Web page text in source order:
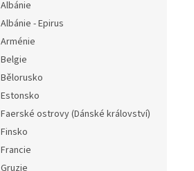
Albánie
Albánie - Epirus
Arménie
Belgie
Bělorusko
Estonsko
Faerské ostrovy (Dánské království)
Finsko
Francie
Gruzie